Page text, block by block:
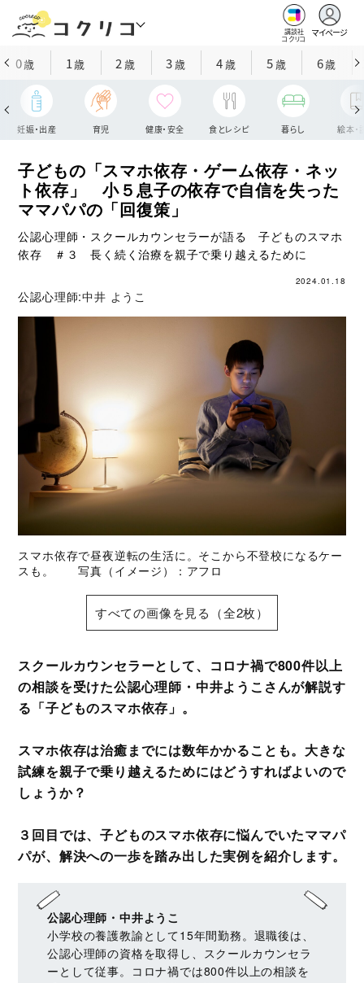
講談社
コクリコ
マイページ
0歳 1歳 2 歳 3歳 4歳 5歳 6歳
妊娠・出産 育児 健康・安全 食とレシピ 暮らし 絵本・
子どもの「スマホ依存・ゲーム依存・ネッ
ト依存」 小５息子の依存で自信を失った
ママパパの「回復策」
公認心理師・スクールカウンセラーが語る 子どものスマホ
依存 ＃３ 長く続く治療を親子で乗り越えるために
2024.01.18
公認心理師:中井 ようこ
スマホ依存で昼夜逆転の生活に。そこから不登校になるケー
スも。 写真（イメージ）：アフロ
すべての画像を見る（全2枚）
スクールカウンセラーとして、コロナ禍で800件以上
の相談を受けた公認心理師・中井ようこさんが解説す
る「子どものスマホ依存」。
スマホ依存は治癒までには数年かかることも。大きな
試練を親子で乗り越えるためにはどうすればよいので
しょうか？
３回目では、子どものスマホ依存に悩んでいたママパ
パが、解決への一歩を踏み出した実例を紹介します。
公認心理師・中井ようこ
小学校の養護教諭として15年間勤務。退職後は、
公認心理師の資格を取得し、スクールカウンセラ
ーとして従事。コロナ禍では800件以上の相談を